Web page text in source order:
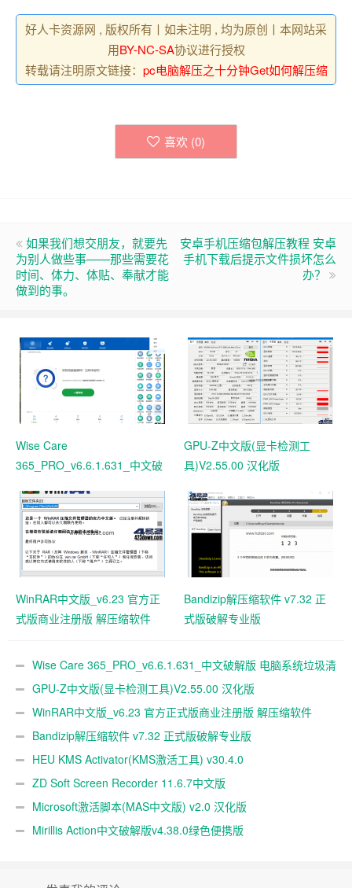
好人卡资源网 , 版权所有丨如未注明 , 均为原创丨本网站采
用BY-NC-SA协议进行授权
转载请注明原文链接： pc电脑解压之十分钟Get如何解压缩
喜欢 (0)
如果我们想交朋友，就要先
为别人做些事——那些需要花
时间、体力、体贴、奉献才能
做到的事。
安卓手机压缩包解压教程 安卓
手机下载后提示文件损坏怎么
办？
Wise Care
365_PRO_v6.6.1.631_中文破
GPU-Z中文版(显卡检测工
具)V2.55.00 汉化版
WinRAR中文版_v6.23 官方正
式版商业注册版 解压缩软件
Bandizip解压缩软件 v7.32 正
式版破解专业版
Wise Care 365_PRO_v6.6.1.631_中文破解版 电脑系统垃圾清
理软件GPU-Z中文版(显卡检测工具)V2.55.00 汉化版
WinRAR中文版_v6.23 官方正式版商业注册版 解压缩软件
Bandizip解压缩软件 v7.32 正式版破解专业版
HEU KMS Activator(KMS激活工具) v30.4.0
ZD Soft Screen Recorder 11.6.7中文版
Microsoft激活脚本(MAS中文版) v2.0 汉化版
Mirillis Action中文破解版v4.38.0绿色便携版